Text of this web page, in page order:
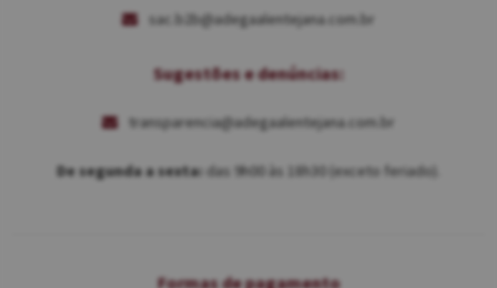
sac.b2b@adegaalentejana.com.br
Sugestões e denúncias:
transparencia@adegaalentejana.com.br
De segunda a sexta: das 9h00 às 18h30 (exceto feriado).
Formas de pagamento